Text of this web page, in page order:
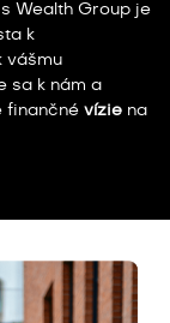
Wealth Group je
k
vášmu
sa k nám a
finančné vízie na